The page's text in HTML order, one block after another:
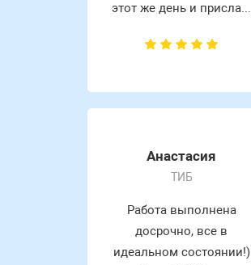
этот же день и присла...
Анастасия
ТИБ
Работа выполнена
досрочно, все в
идеальном состоянии!)